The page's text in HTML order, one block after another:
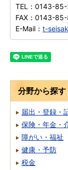
TEL： 0143-
FAX： 0143-
E-Mail： t-
分野から探す
届出・登録・
保険・年金・
障がい・福祉
健康・予防
税金